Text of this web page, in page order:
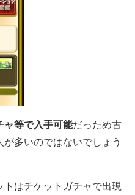
ャ等で入手可能だっため古
多いのではないでしょう
はチケットガチャで出現